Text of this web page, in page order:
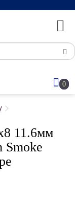
0
11.6мм
Smoke